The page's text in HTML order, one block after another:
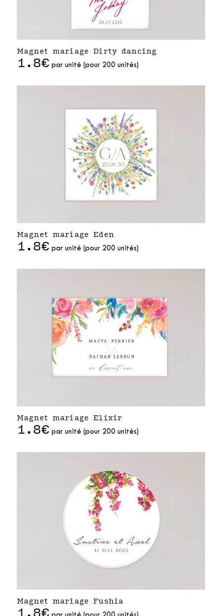
Magnet mariage Dirty dancing
1.8€ par unité (pour 200 unités)
Magnet mariage Eden
1.8€ par unité (pour 200 unités)
Magnet mariage Elixir
1.8€ par unité (pour 200 unités)
Magnet mariage Fushia